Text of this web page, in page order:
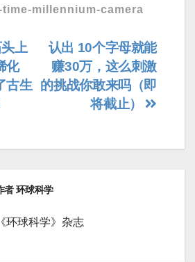
millennium-camera
认出 10个字母就能
赚30万，这么刺激
的挑战你敢来吗（即
将截止）
上
化
古生
者环球科学
《环球科学》杂志